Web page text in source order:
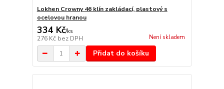
Lokhen Crowny 46 klín zakládací, plastový s
ocelovou hranou
334 Kč/ks
276 Kč bez DPH Není skladem
Přidat do košíku